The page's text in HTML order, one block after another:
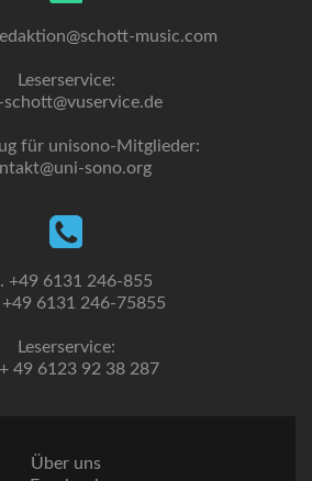
music.com
Leserservice:
schott@vuservice.de
für unisono-Mitglieder:
sono.org
+49 6131 246-855
+49 6131 246-75855
Leserservice:
49 6123 92 38 287
Über uns